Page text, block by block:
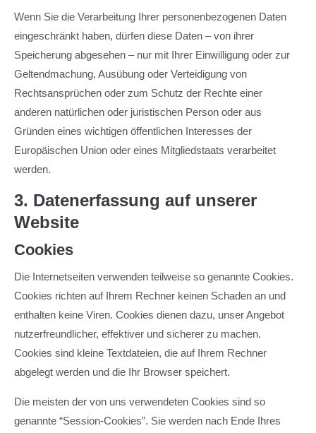
Wenn Sie die Verarbeitung Ihrer personenbezogenen Daten
eingeschränkt haben, dürfen diese Daten – von ihrer
Speicherung abgesehen – nur mit Ihrer Einwilligung oder zur
Geltendmachung, Ausübung oder Verteidigung von
Rechtsansprüchen oder zum Schutz der Rechte einer
anderen natürlichen oder juristischen Person oder aus
Gründen eines wichtigen öffentlichen Interesses der
Europäischen Union oder eines Mitgliedstaats verarbeitet
werden.
3. Datenerfassung auf unserer
Website
Cookies
Die Internetseiten verwenden teilweise so genannte Cookies.
Cookies richten auf Ihrem Rechner keinen Schaden an und
enthalten keine Viren. Cookies dienen dazu, unser Angebot
nutzerfreundlicher, effektiver und sicherer zu machen.
Cookies sind kleine Textdateien, die auf Ihrem Rechner
abgelegt werden und die Ihr Browser speichert.
Die meisten der von uns verwendeten Cookies sind so
genannte “Session-Cookies”. Sie werden nach Ende Ihres